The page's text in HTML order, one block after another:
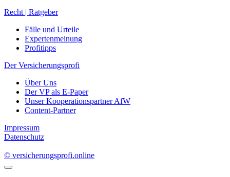
Recht | Ratgeber
Fälle und Urteile
Expertenmeinung
Profitipps
Der Versicherungsprofi
Über Uns
Der VP als E-Paper
Unser Kooperationspartner AfW
Content-Partner
Impressum
Datenschutz
© versicherungsprofi.online